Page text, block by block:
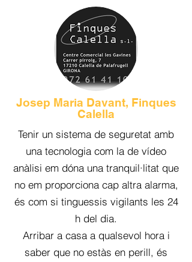
Josep Maria Davant, Finques
Calella
Tenir un sistema de seguretat amb
una tecnologia com la de vídeo
anàlisi em dóna una tranquil·litat que
no em proporciona cap altra alarma,
és com si tinguessis vigilants les 24
h del dia.
Arribar a casa a qualsevol hora i
saber que no estàs en perill, és